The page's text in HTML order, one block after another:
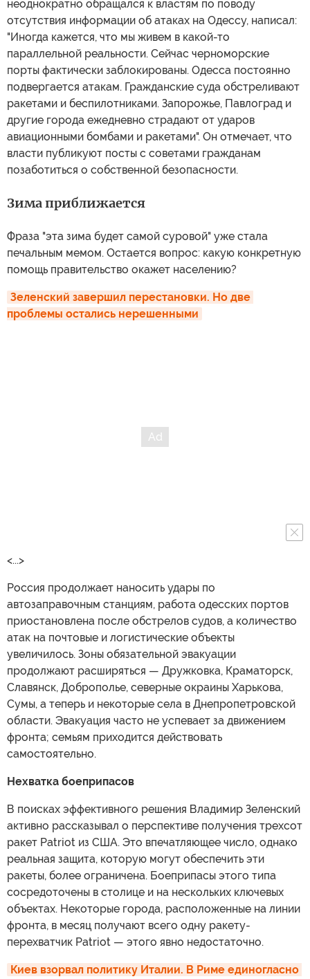
неоднократно обращался к властям по поводу
отсутствия информации об атаках на Одессу, написал:
"Иногда кажется, что мы живем в какой-то
параллельной реальности. Сейчас черноморские
порты фактически заблокированы. Одесса постоянно
подвергается атакам. Гражданские суда обстреливают
ракетами и беспилотниками. Запорожье, Павлоград и
другие города ежедневно страдают от ударов
авиационными бомбами и ракетами". Он отмечает, что
власти публикуют посты с советами гражданам
позаботиться о собственной безопасности.
Зима приближается
Фраза "эта зима будет самой суровой" уже стала
печальным мемом. Остается вопрос: какую конкретную
помощь правительство окажет населению?
Зеленский завершил перестановки. Но две
проблемы остались нерешенными
<...>
Россия продолжает наносить удары по
автозаправочным станциям, работа одесских портов
приостановлена после обстрелов судов, а количество
атак на почтовые и логистические объекты
увеличилось. Зоны обязательной эвакуации
продолжают расширяться — Дружковка, Краматорск,
Славянск, Доброполье, северные окраины Харькова,
Сумы, а теперь и некоторые села в Днепропетровской
области. Эвакуация часто не успевает за движением
фронта; семьям приходится действовать
самостоятельно.
Нехватка боеприпасов
В поисках эффективного решения Владимир Зеленский
активно рассказывал о перспективе получения трехсот
ракет Patriot из США. Это впечатляющее число, однако
реальная защита, которую могут обеспечить эти
ракеты, более ограничена. Боеприпасы этого типа
сосредоточены в столице и на нескольких ключевых
объектах. Некоторые города, расположенные на линии
фронта, в месяц получают всего одну ракету-
перехватчик Patriot — этого явно недостаточно.
Киев взорвал политику Италии. В Риме единогласно